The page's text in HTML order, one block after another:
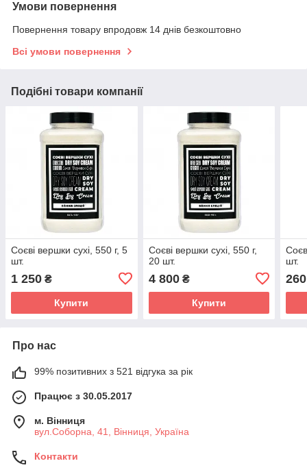
Умови повернення
Повернення товару впродовж 14 днів безкоштовно
Всі умови повернення
Подібні товари компанії
Соєві вершки сухі, 550 г, 5
шт.
1 250 ₴
Купити
Соєві вершки сухі, 550 г,
20 шт.
4 800₴
Купити
шт.
260
Про нас
99% позитивних з 521 відгука за рік
Працює з 30.05.2017
м. Вінниця
вул.Соборна, 41, Вінниця, Україна
Контакти